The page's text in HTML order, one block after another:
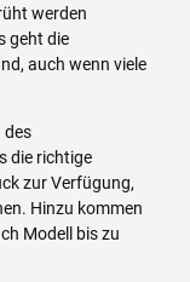
werden
geht die
auch wenn viele
des
die richtige
zur Verfügung,
Hinzu kommen
Modell bis zu